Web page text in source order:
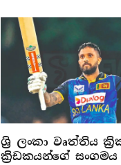
ශ්‍රි ලංකා වෘත්තිය
ක්‍රිඩකයන්ගේ